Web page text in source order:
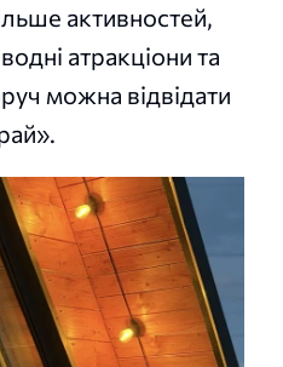
активностей,
атракціони та
можна відвідати